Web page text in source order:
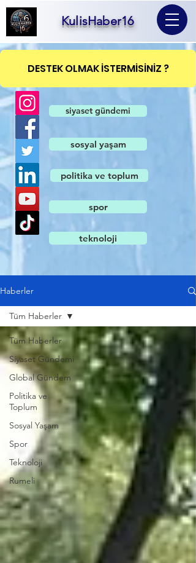
KulisHaber16
DESTEK OLMAK İSTERMİSİNİZ ?
siyaset gündemi
sosyal yaşam
politika ve toplum
spor
teknoloji
Haberler
Tüm Haberler
Siyaset Gündemi
Global Gündem
Politika ve
Toplum
Sosyal Yaşam
Spor
Teknoloji
Rumeli
Tüm Haberler